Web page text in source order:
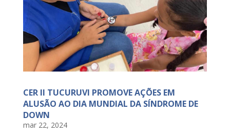
CER II TUCURUVI PROMOVE AÇÕES EM
ALUSÃO AO DIA MUNDIAL DA SÍNDROME DE
DOWN
mar 22, 2024